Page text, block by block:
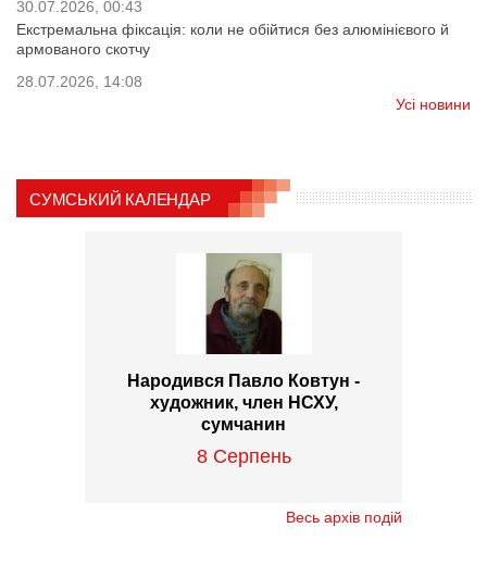
30.07.2026, 00:43
Екстремальна фіксація: коли не обійтися без алюмінієвого й
армованого скотчу
28.07.2026, 14:08
Усі новини
СУМСЬКИЙ КАЛЕНДАР
Народився Павло Ковтун -
художник, член НСХУ,
сумчанин
8 Серпень
Весь архів подій